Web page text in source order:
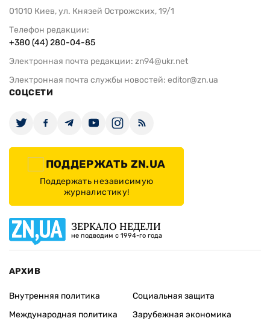
01010 Киев, ул. Князей Острожских, 19/1
Телефон редакции:
+380 (44) 280-04-85
Электронная почта редакции: zn94@ukr.net
Электронная почта службы новостей: editor@zn.ua
СОЦСЕТИ
ПОДДЕРЖАТЬ ZN.UA
Поддержать независимую
журналистику!
ЗЕРКАЛО НЕДЕЛИ
не подводим с 1994-го года
АРХИВ
Внутренняя политика
Международная политика
Социальная защита
Зарубежная экономика